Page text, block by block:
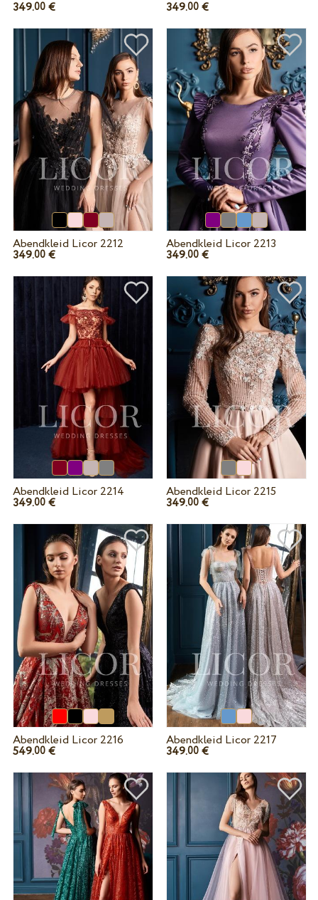
349.00€ 349.00 €
Abendkleid Licor 2212
349.00€
Abendkleid Licor 2213
349.00 €
Abendkleid Licor 2214
349.00€
Abendkleid Licor 2215
349.00 €
Abendkleid Licor 2216
549.00€
Abendkleid Licor 2217
349.00 €